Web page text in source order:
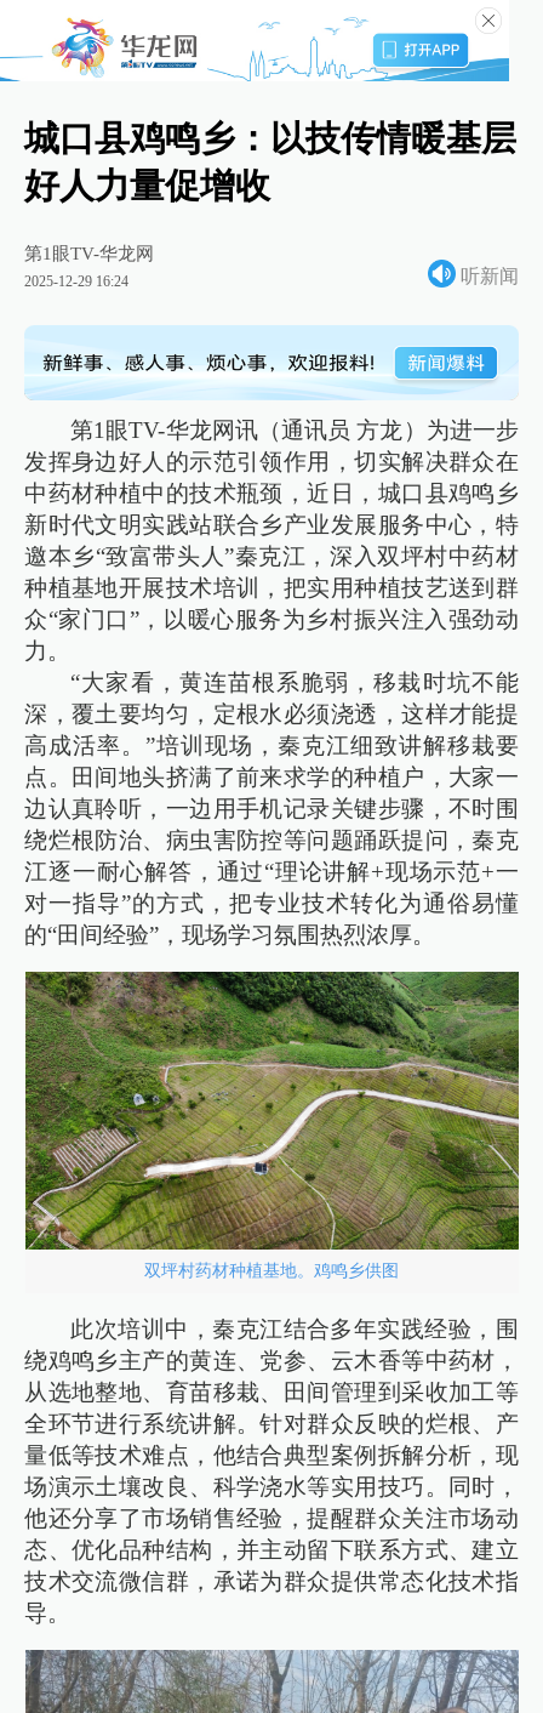
城口县鸡鸣乡：以技传情暖基层
好人力量促增收
第1眼TV-华龙网
2025-12-29 16:24 听新闻
第1眼TV-华龙网讯（通讯员 方龙）为进一步
发挥身边好人的示范引领作用，切实解决群众在
中药材种植中的技术瓶颈，近日，城口县鸡鸣乡
新时代文明实践站联合乡产业发展服务中心，特
邀本乡“致富带头人”秦克江，深入双坪村中药材
种植基地开展技术培训，把实用种植技艺送到群
众“家门口”，以暖心服务为乡村振兴注入强劲动
力。
“大家看，黄连苗根系脆弱，移栽时坑不能
深，覆土要均匀，定根水必须浇透，这样才能提
高成活率。”培训现场，秦克江细致讲解移栽要
点。田间地头挤满了前来求学的种植户，大家一
边认真聆听，一边用手机记录关键步骤，不时围
绕烂根防治、病虫害防控等问题踊跃提问，秦克
江逐一耐心解答，通过“理论讲解+现场示范+一
对一指导”的方式，把专业技术转化为通俗易懂
的“田间经验”，现场学习氛围热烈浓厚。
双坪村药材种植基地。鸡鸣乡供图
此次培训中，秦克江结合多年实践经验，围
绕鸡鸣乡主产的黄连、党参、云木香等中药材，
从选地整地、育苗移栽、田间管理到采收加工等
全环节进行系统讲解。针对群众反映的烂根、产
量低等技术难点，他结合典型案例拆解分析，现
场演示土壤改良、科学浇水等实用技巧。同时，
他还分享了市场销售经验，提醒群众关注市场动
态、优化品种结构，并主动留下联系方式、建立
技术交流微信群，承诺为群众提供常态化技术指
导。